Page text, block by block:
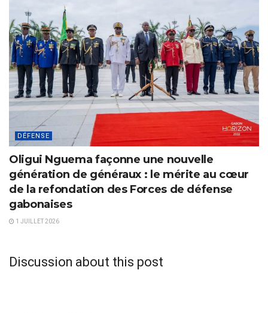
DÉFENSE
Oligui Nguema façonne une nouvelle
génération de généraux : le mérite au cœur
de la refondation des Forces de défense
gabonaises
1 JUILLET 2026
Discussion about this post